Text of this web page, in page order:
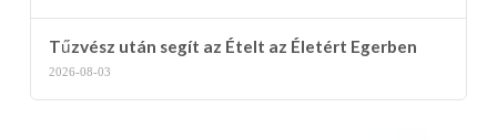
Tűzvész után segít az Ételt az Életért Egerben
2026-08-03